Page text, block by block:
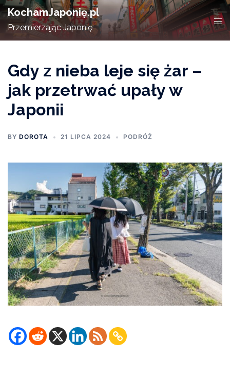
Skip
to
content
KochamJaponię.pl
Przemierzając Japonię
Gdy z nieba leje się żar –
jak przetrwać upały w
Japonii
BY DOROTA 21 LIPCA 2024 PODRÓŻ